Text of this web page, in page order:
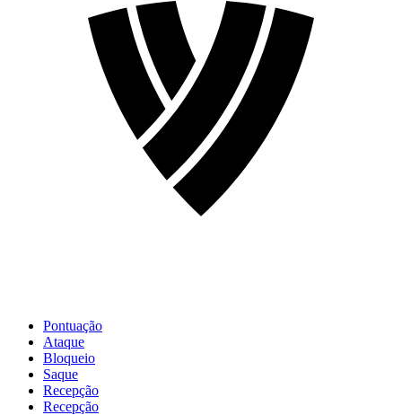
Pontuação
Ataque
Bloqueio
Saque
Recepção
Recepção